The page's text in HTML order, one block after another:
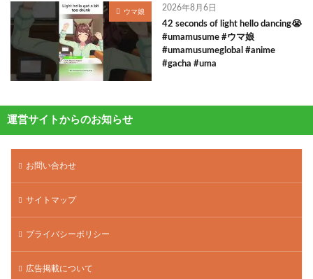
ウマ娘 2026年8月6日
42 seconds of light hello dancing😭
#umamusume #ウマ娘
#umamusumeglobal #anime
#gacha #uma
運営サイトからのお知らせ
お問い合わせ
サイトマップ
プライバシーポリシー
広告掲載について